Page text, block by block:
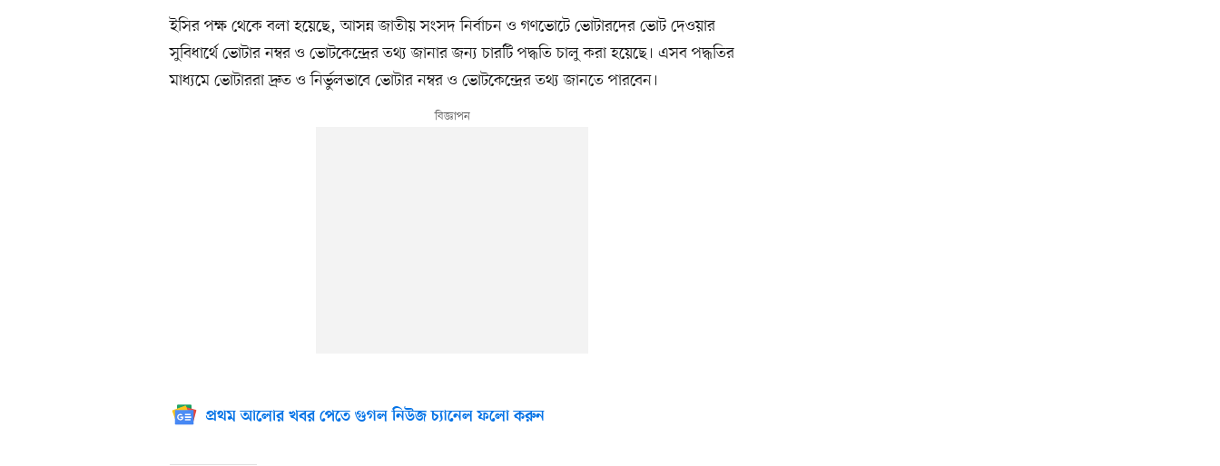
ইসির পক্ষ থেকে বলা হয়েছে, আসন্ন জাতীয় সংসদ নির্বাচন ও গণভোটে ভোটারদের ভোট দেওয়ার
সুবিধার্থে ভোটার নম্বর ও ভোটকেন্দ্রের তথ্য জানার জন্য চারটি পদ্ধতি চালু করা হয়েছে। এসব পদ্ধতির
মাধ্যমে ভোটাররা দ্রুত ও নির্ভুলভাবে ভোটার নম্বর ও ভোটকেন্দ্রের তথ্য জানতে পারবেন।
প্রথম আলোর খবর পেতে গুগল নিউজ চ্যানেল ফলো করুন